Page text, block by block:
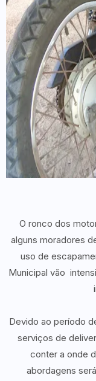
O ronco dos
alguns moradores
uso de
Municipal vão
Devido ao período
serviços de
conter a onde
abordagens